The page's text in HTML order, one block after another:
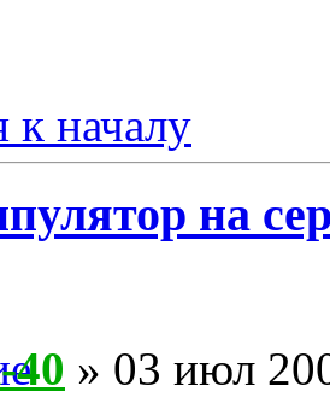
к началу
на
40 » 03 июл